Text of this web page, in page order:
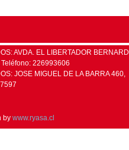
AVDA. EL LIBERTADOR
226993606
JOSE MIGUEL DE LA BARRA 460,
by www.ryasa.cl